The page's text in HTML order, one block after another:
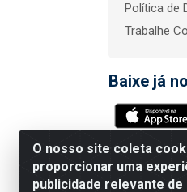
O nosso site coleta
proporcionar uma
publicidade relevante
Política de
Trabalhe
Baixe já